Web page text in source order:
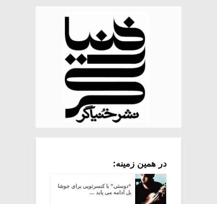
در همین زمینه:
“دوستی” با کنسرتویی برای جوشا
بل ادامه می یابد …